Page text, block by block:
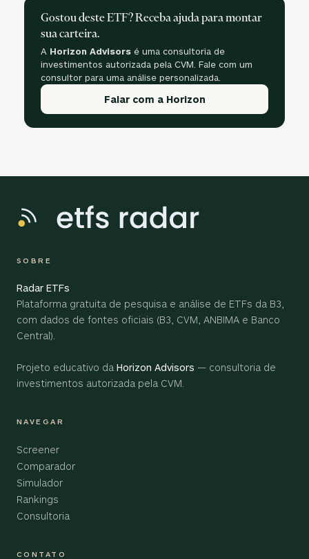
Gostou deste ETF? Receba ajuda para montar
sua carteira.
A Horizon Advisors é uma consultoria de
investimentos autorizada pela CVM. Fale com um
consultor para uma análise personalizada.
Falar com a Horizon
SOBRE
Radar ETFs
Plataforma gratuita de pesquisa e análise de ETFs da B3,
com dados de fontes oficiais (B3, CVM, ANBIMA e Banco
Central).
Projeto educativo da Horizon Advisors — consultoria de
investimentos autorizada pela CVM.
NAVEGAR
Screener
Comparador
Simulador
Rankings
Consultoria
CONTATO